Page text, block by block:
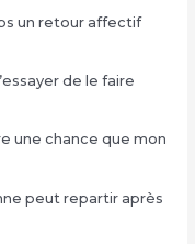
un retour affectif
de le faire
une chance que mon
peut repartir après